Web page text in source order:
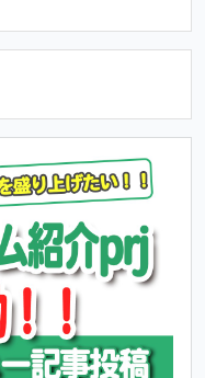
00:50
S
t
t
i
g
s
P
P
E
t
e
r
u
l
！
視＆ブロックする